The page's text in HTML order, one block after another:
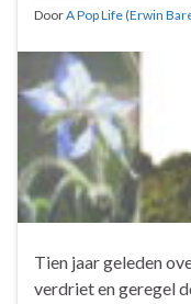
DoorA Pop Life (Erwin
Tien jaar geleden
verdriet en geregel